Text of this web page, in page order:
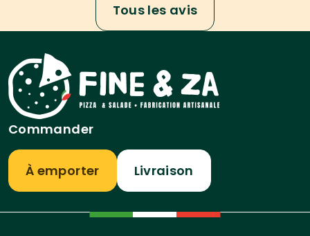
Tous les avis
Commander
À emporter Livraison